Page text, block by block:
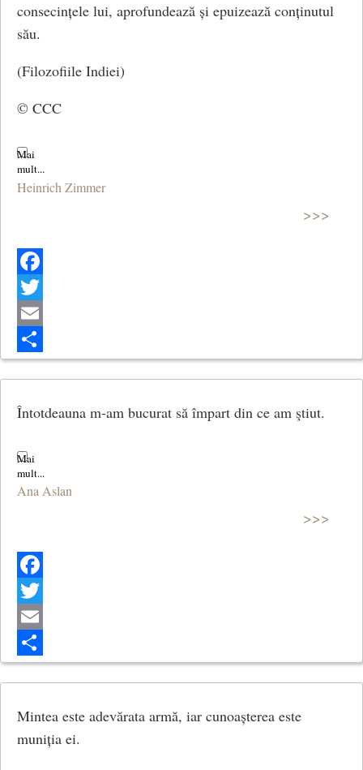
consecințele lui, aprofundează și epuizează conținutul
său.
(Filozofiile Indiei)
© CCC
Heinrich Zimmer
>>>
Facebook
Twitter
Email
Share
Întotdeauna m-am bucurat să împart din ce am ştiut.
Ana Aslan
>>>
Facebook
Twitter
Email
Share
Mintea este adevărata armă, iar cunoașterea este
muniția ei.